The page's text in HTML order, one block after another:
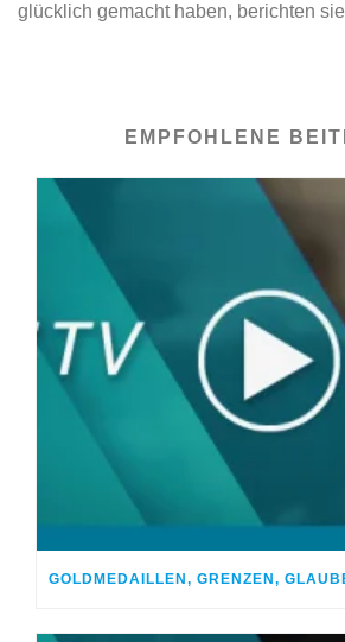
glücklich gemacht haben, berichten
EMPFOHLENE